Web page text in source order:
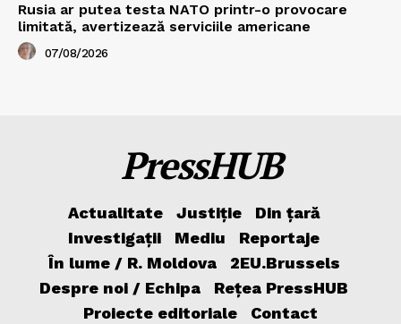
Rusia ar putea testa NATO printr-o provocare
limitată, avertizează serviciile americane
07/08/2026
PressHUB
Actualitate Justiție
Din țară
Investigații
Mediu
Reportaje
În lume / R. Moldova
2EU.Brussels
Despre noi / Echipa
Rețea PressHUB
Proiecte editoriale
Contact